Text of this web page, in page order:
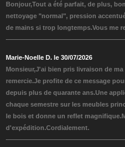
Bonjour,Tout a été parfait, de plus,
nettoyage "normal", pression
de mains si trop longtemps.Vous me
Marie-Noelle D. le 30/07/2026
Monsieur,J'ai bien pris livraison de
remercie.Je profite de ce message
depuis plus de quarante ans.Une
chaque semestre sur les meubles
le bois et donne un reflet
d'expédition.Cordialement.